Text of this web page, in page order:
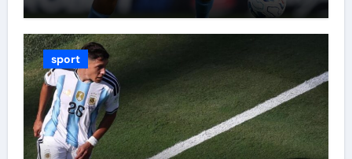
sport